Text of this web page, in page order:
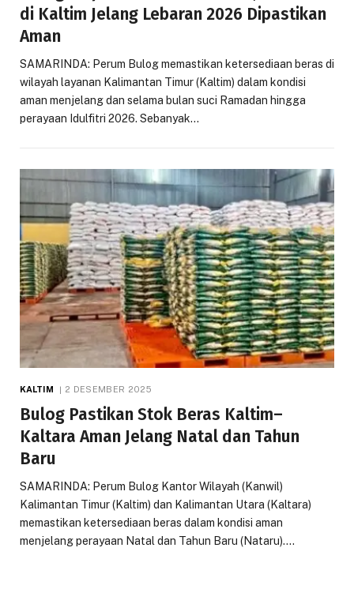
di Kaltim Jelang Lebaran 2026 Dipastikan
Aman
SAMARINDA: Perum Bulog memastikan ketersediaan beras di
wilayah layanan Kalimantan Timur (Kaltim) dalam kondisi
aman menjelang dan selama bulan suci Ramadan hingga
perayaan Idulfitri 2026. Sebanyak…
KALTIM 2 DESEMBER 2025
Bulog Pastikan Stok Beras Kaltim–
Kaltara Aman Jelang Natal dan Tahun
Baru
SAMARINDA: Perum Bulog Kantor Wilayah (Kanwil)
Kalimantan Timur (Kaltim) dan Kalimantan Utara (Kaltara)
memastikan ketersediaan beras dalam kondisi aman
menjelang perayaan Natal dan Tahun Baru (Nataru).…